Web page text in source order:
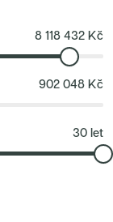
oblíbené
městské
vzdálenosti
nimž se do
minut.
– školy,
8 118 432 Kč
902 048 Kč
30 let